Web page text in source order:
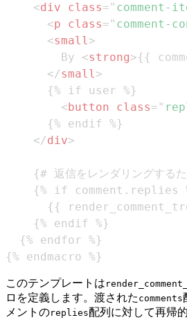
<div class= " comment-
<p class= " comment-
<small>
        By
<strong>{{
</small>
< button class= "
</div>
{% endmacro %}
このテンプレートは
ロを定義します。渡された comments
メントのreplies配列に対して再帰